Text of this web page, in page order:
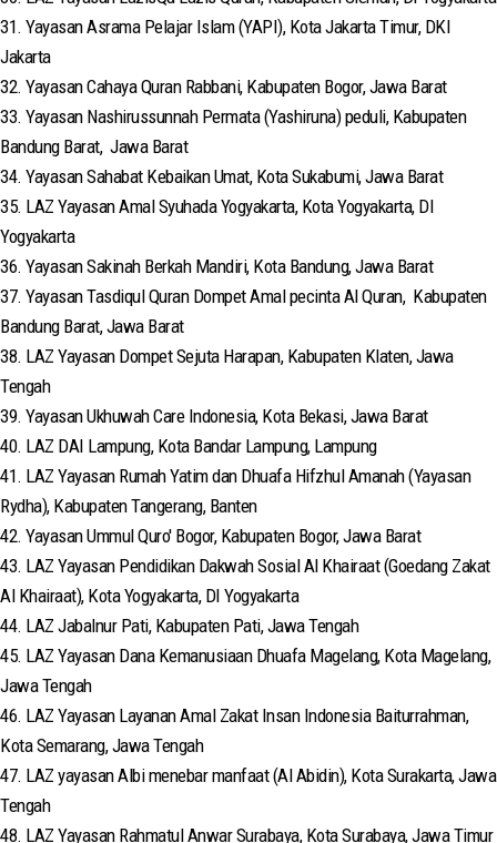
31. Yayasan Asrama Pelajar Islam (YAPI), Kota Jakarta Timur, DKI
Jakarta
32. Yayasan Cahaya Quran Rabbani, Kabupaten Bogor, Jawa Barat
33. Yayasan Nashirussunnah Permata (Yashiruna) peduli, Kabupaten
Bandung Barat, Jawa Barat
34. Yayasan Sahabat Kebaikan Umat, Kota Sukabumi, Jawa Barat
35. LAZ Yayasan Amal Syuhada Yogyakarta, Kota Yogyakarta, DI
Yogyakarta
36. Yayasan Sakinah Berkah Mandiri, Kota Bandung, Jawa Barat
37. Yayasan Tasdiqul Quran Dompet Amal pecinta Al Quran, Kabupaten
Bandung Barat, Jawa Barat
38. LAZ Yayasan Dompet Sejuta Harapan, Kabupaten Klaten, Jawa
Tengah
39. Yayasan Ukhuwah Care Indonesia, Kota Bekasi, Jawa Barat
40. LAZ DAI Lampung, Kota Bandar Lampung, Lampung
41. LAZ Yayasan Rumah Yatim dan Dhuafa Hifzhul Amanah (Yayasan
Rydha), Kabupaten Tangerang, Banten
42. Yayasan Ummul Quro' Bogor, Kabupaten Bogor, Jawa Barat
43. LAZ Yayasan Pendidikan Dakwah Sosial Al Khairaat (Goedang Zakat
Al Khairaat), Kota Yogyakarta, DI Yogyakarta
44. LAZ Jabalnur Pati, Kabupaten Pati, Jawa Tengah
45. LAZ Yayasan Dana Kemanusiaan Dhuafa Magelang, Kota Magelang,
Jawa Tengah
46. LAZ Yayasan Layanan Amal Zakat Insan Indonesia Baiturrahman,
Kota Semarang, Jawa Tengah
47. LAZ yayasan Albi menebar manfaat (Al Abidin), Kota Surakarta, Jawa
Tengah
48. LAZ Yayasan Rahmatul Anwar Surabaya, Kota Surabaya, Jawa Timur